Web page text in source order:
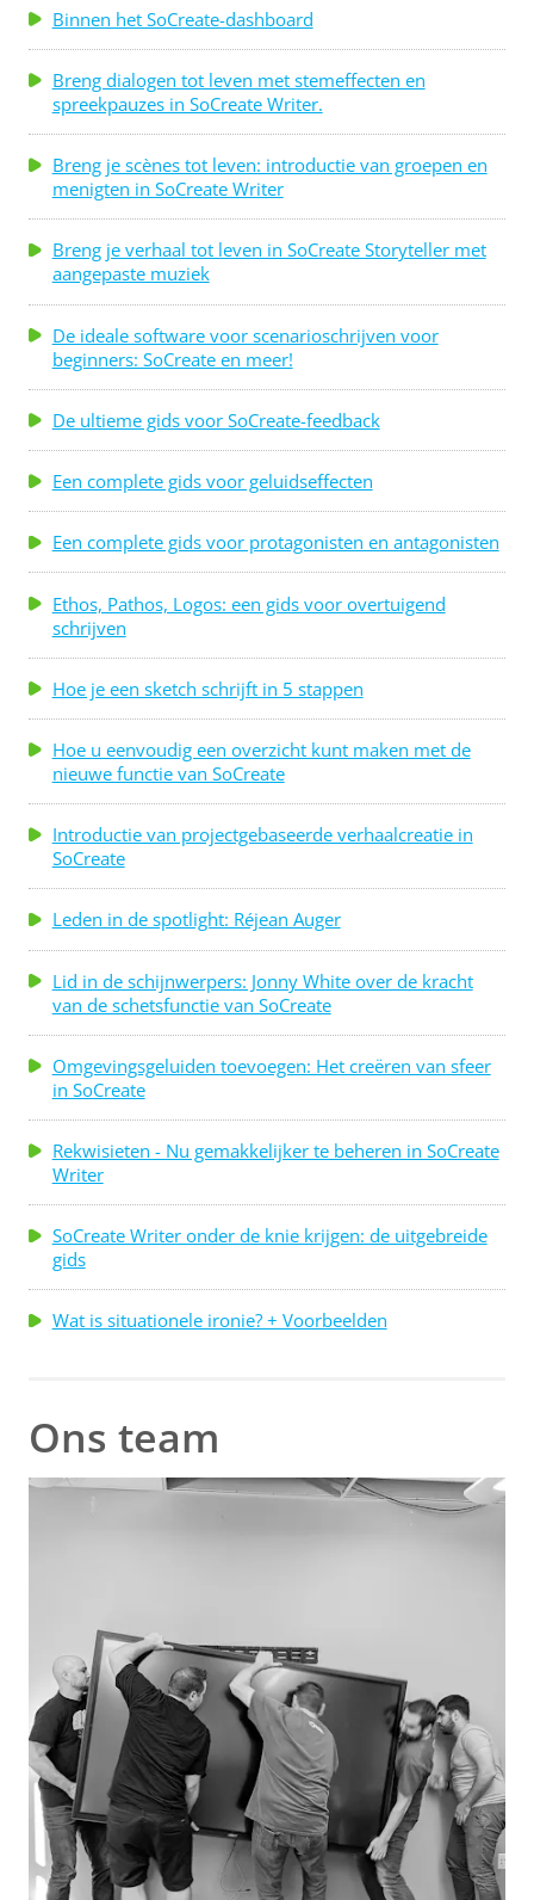
je over het karakter waarvan je de afbeelding wilt
veranderen. Klik in het uitklapmenu op het
pictogram met de drie stippen. Klik dan op ...
Binnen het SoCreate-dashboard
Breng dialogen tot leven met stemeffecten en
spreekpauzes in SoCreate Writer.
Breng je scènes tot leven: introductie van groepen en
menigten in SoCreate Writer
Breng je verhaal tot leven in SoCreate Storyteller met
aangepaste muziek
De ideale software voor scenarioschrijven voor
beginners: SoCreate en meer!
De ultieme gids voor SoCreate-feedback
Een complete gids voor geluidseffecten
Een complete gids voor protagonisten en antagonisten
Ethos, Pathos, Logos: een gids voor overtuigend
schrijven
Hoe je een sketch schrijft in 5 stappen
Hoe u eenvoudig een overzicht kunt maken met de
nieuwe functie van SoCreate
Introductie van projectgebaseerde verhaalcreatie in
SoCreate
Leden in de spotlight: Réjean Auger
Lid in de schijnwerpers: Jonny White over de kracht
van de schetsfunctie van SoCreate
Omgevingsgeluiden toevoegen: Het creëren van sfeer
in SoCreate
Rekwisieten - Nu gemakkelijker te beheren in SoCreate
Writer
SoCreate Writer onder de knie krijgen: de uitgebreide
gids
Wat is situationele ironie? + Voorbeelden
Ons team